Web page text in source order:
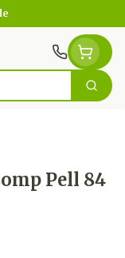
Pell 84